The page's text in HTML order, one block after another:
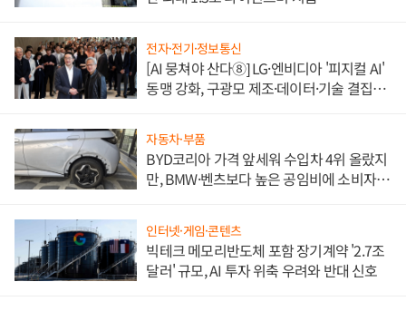
전자·전기·정보통신
[AI 뭉쳐야 산다⑧] LG·엔비디아 '피지컬 AI'
동맹 강화, 구광모 제조·데이터·기술 결집
자동차·부품
BYD코리아 가격 앞세워 수입차 4위 올랐지
만, BMW·벤츠보다 높은 공임비에 소비자
인터넷·게임·콘텐츠
빅테크 메모리반도체 포함 장기계약 '2.7조
달러' 규모, AI 투자 위축 우려와 반대 신호